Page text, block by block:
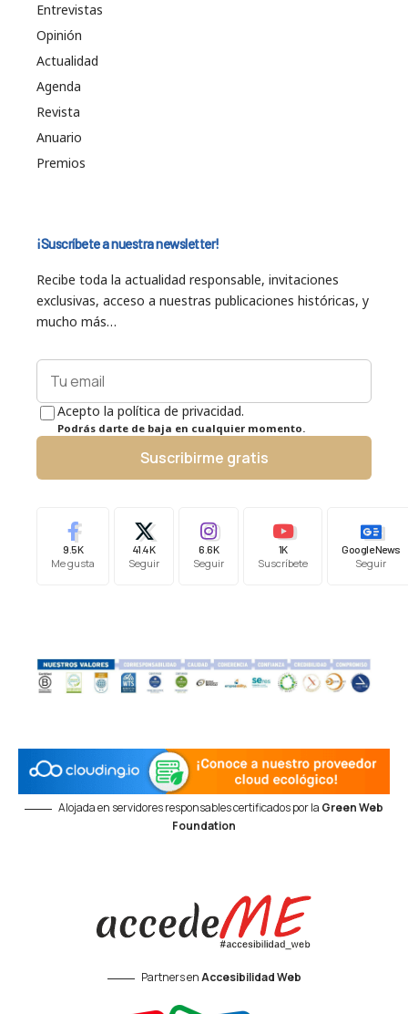
Entrevistas
Opinión
Actualidad
Agenda
Revista
Anuario
Premios
¡Suscríbete a nuestra newsletter!
Recibe toda la actualidad responsable, invitaciones
exclusivas, acceso a nuestras publicaciones históricas, y
mucho más…
Acepto la política de privacidad.
Podrás darte de baja en cualquier momento.
Suscribirme gratis
9.5K
Me gusta
41.4K
Seguir
6.6K
Seguir
1K
Suscríbete
Google News
Seguir
Alojada en servidores responsables certificados por la Green Web
Foundation
Partners enAccesibilidad Web